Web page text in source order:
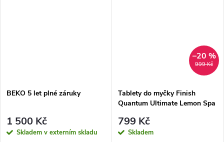
BEKO 5 let plné záruky
1 500 Kč
Skladem v externím skladu
999 Kč
–20 %
Tablety do myčky Finish
Quantum Ultimate Lemon Spa
799 Kč
Skladem